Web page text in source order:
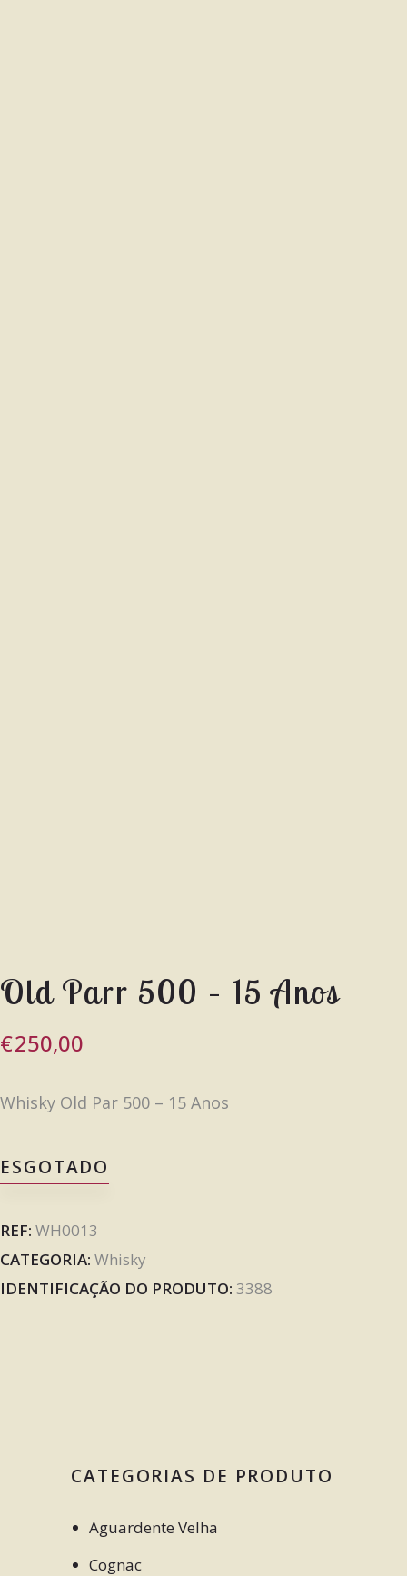
Old Parr 500 – 15 Anos
€250,00
Whisky Old Par 500 – 15 Anos
ESGOTADO
REF: WH0013
CATEGORIA: Whisky
IDENTIFICAÇÃO DO PRODUTO: 3388
CATEGORIAS DE PRODUTO
Aguardente Velha
Cognac